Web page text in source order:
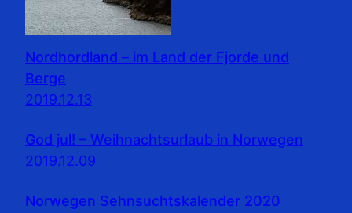
Nordhordland – im Land der Fjorde und
Berge
2019.12.13
God jul! – Weihnachtsurlaub in Norwegen
2019.12.09
Norwegen Sehnsuchtskalender 2020